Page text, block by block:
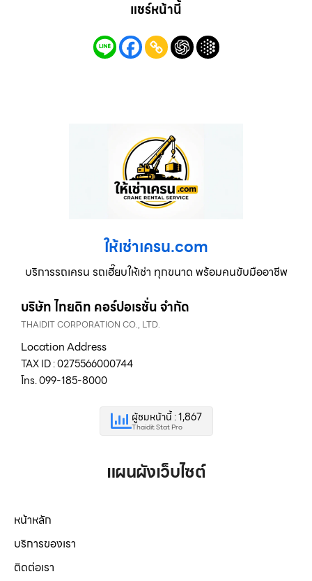
แชร์หน้านี้
ให้เช่าเครน.com
บริการรถเครน รถเฮี๊ยบให้เช่า ทุกขนาด พร้อมคนขับมืออาชีพ
บริษัท ไทยดิท คอร์ปอเรชั่น จำกัด
THAIDIT CORPORATION CO., LTD.
Location Address
TAX ID : 0275566000744
โทร. 099-185-8000
ผู้ชมหน้านี้ : 1,867
Thaidit Stat Pro
แผนผังเว็บไซต์
หน้าหลัก
บริการของเรา
ติดต่อเรา